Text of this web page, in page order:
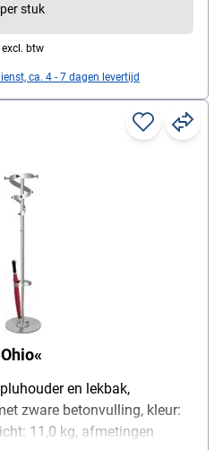
per stuk
excl. btw
ca. 4 - 7 dagen levertijd
en lekbak,
zware betonvulling, kleur:
11,0 kg, afmetingen